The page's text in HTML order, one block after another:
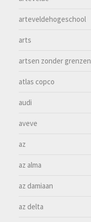
arteveldehogeschool
arts
artsen zonder grenzen
atlas copco
audi
aveve
az
az alma
az damiaan
az delta